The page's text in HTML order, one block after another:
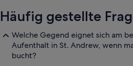
Häufig gestellte
Welche Gegend eignet sich am
Aufenthalt in St. Andrew, wenn
bucht?